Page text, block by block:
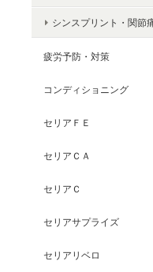
シンスプリント・関節
疲労予防・対策
コンディショニング
セリアＦＥ
セリアＣＡ
セリアＣ
セリアサプライズ
セリアリベロ